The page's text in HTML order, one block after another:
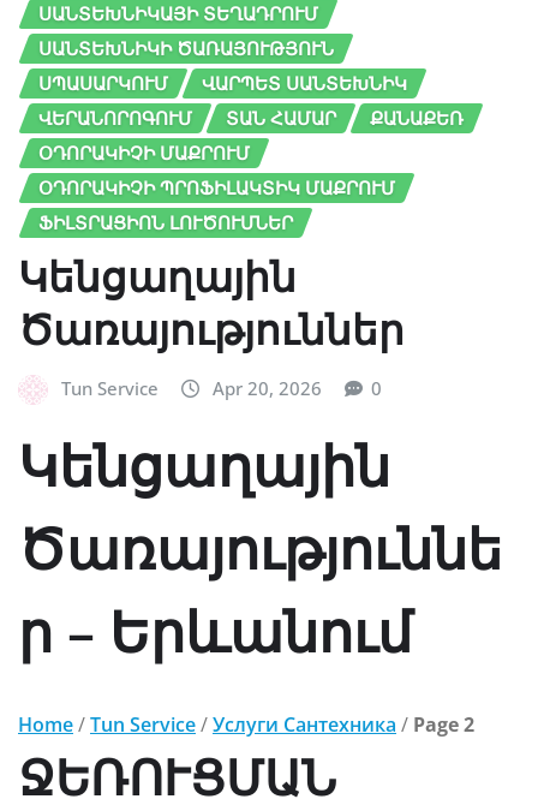
ՍԱՆՏԵԽՆԻԿԱՅԻ ՏԵՂԱԴՐՈՒՄ
ՍԱՆՏԵԽՆԻԿԻ ԾԱՌԱՅՈՒԹՅՈՒՆ
ՍՊԱՍԱՐԿՈՒՄ
ՎԱՐՊԵՏ ՍԱՆՏԵԽՆԻԿ
ՎԵՐԱՆՈՐՈԳՈՒՄ
ՏԱՆ ՀԱՄԱՐ
ՔԱՆԱՔԵՌ
ՕԴՈՐԱԿԻՉԻ ՄԱՔՐՈՒՄ
ՕԴՈՐԱԿԻՉԻ ՊՐՈՖԻԼԱԿՏԻԿ ՄԱՔՐՈՒՄ
ՖԻԼՏՐԱՑԻՈՆ ԼՈՒԾՈՒՄՆԵՐ
Կենցաղային
Ծառայություններ
Tun Service Apr 20, 2026 0
Կենցաղային
Ծառայություննե
ր – Երևանում
Home/Tun Service/Услуги Сантехника / Page 2
ՋԵՌՈՒՑՄԱՆ